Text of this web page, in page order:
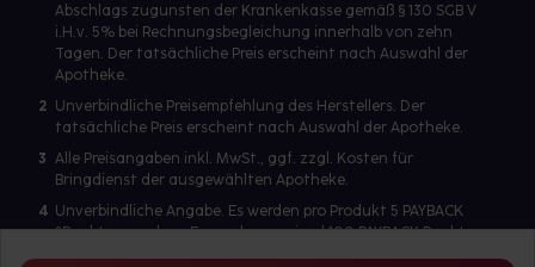
Abschlags zugunsten der Krankenkasse gemäß § 130 SGB V
i.H.v. 5% bei Rechnungsbegleichung innerhalb von zehn
Tagen. Der tatsächliche Preis erscheint nach Auswahl der
Apotheke.
2 Unverbindliche Preisempfehlung des Herstellers. Der
tatsächliche Preis erscheint nach Auswahl der Apotheke.
3 Alle Preisangaben inkl. MwSt., ggf. zzgl. Kosten für
Bringdienst der ausgewählten Apotheke.
4 Unverbindliche Angabe. Es werden pro Produkt 5 PAYBACK
°Punkte vergeben. Es werden maximal 100 PAYBACK Punkte